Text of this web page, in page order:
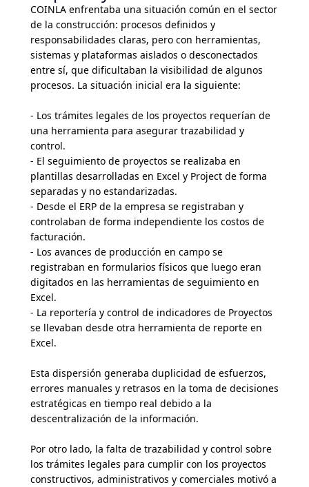
COINLA enfrentaba una situación común en el sector
de la construcción: procesos definidos y
responsabilidades claras, pero con herramientas,
sistemas y plataformas aislados o desconectados
entre sí, que dificultaban la visibilidad de algunos
procesos. La situación inicial era la siguiente:
- Los trámites legales de los proyectos requerían de
una herramienta para asegurar trazabilidad y
control.
- El seguimiento de proyectos se realizaba en
plantillas desarrolladas en Excel y Project de forma
separadas y no estandarizadas.
- Desde el ERP de la empresa se registraban y
controlaban de forma independiente los costos de
facturación.
- Los avances de producción en campo se
registraban en formularios físicos que luego eran
digitados en las herramientas de seguimiento en
Excel.
- La reportería y control de indicadores de Proyectos
se llevaban desde otra herramienta de reporte en
Excel.
Esta dispersión generaba duplicidad de esfuerzos,
errores manuales y retrasos en la toma de decisiones
estratégicas en tiempo real debido a la
descentralización de la información.
Por otro lado, la falta de trazabilidad y control sobre
los trámites legales para cumplir con los proyectos
constructivos, administrativos y comerciales motivó a